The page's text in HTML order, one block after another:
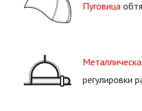
Пуговица
регулировки